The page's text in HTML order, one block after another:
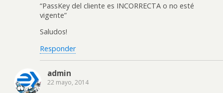
“PassKey del cliente es INCORRECTA o no esté
vigente”
Saludos!
Responder
admin
22 mayo, 2014